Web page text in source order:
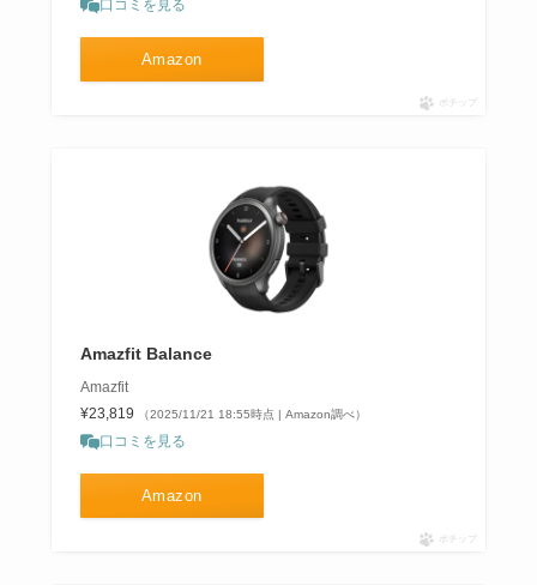
口コミを見る
Amazon
ポチップ
Amazfit Balance
Amazfit
¥23,819
（2025/11/21 18:55時点 | Amazon調べ）
口コミを見る
Amazon
ポチップ